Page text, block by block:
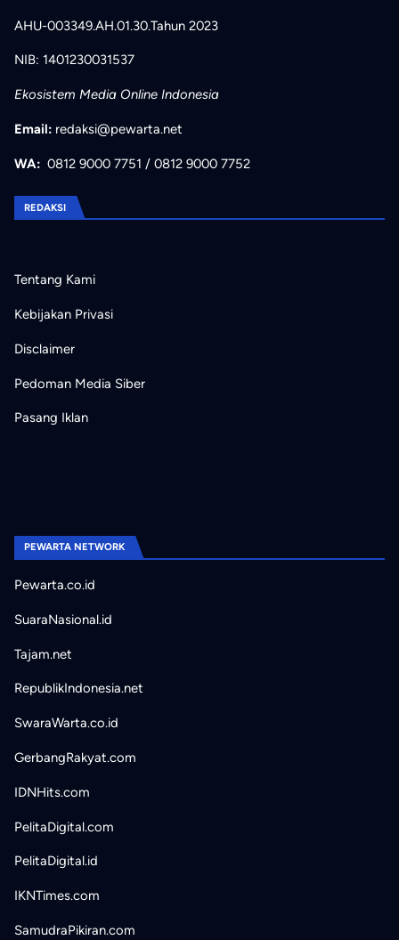
AHU-003349.AH.01.30.Tahun 2023
NIB: 1401230031537
Ekosistem Media Online Indonesia
Email: redaksi@pewarta.net
WA: 0812 9000 7751 / 0812 9000 7752
REDAKSI
Tentang Kami
Kebijakan Privasi
Disclaimer
Pedoman Media Siber
Pasang Iklan
PEWARTA NETWORK
Pewarta.co.id
SuaraNasional.id
Tajam.net
RepublikIndonesia.net
SwaraWarta.co.id
GerbangRakyat.com
IDNHits.com
PelitaDigital.com
PelitaDigital.id
IKNTimes.com
SamudraPikiran.com